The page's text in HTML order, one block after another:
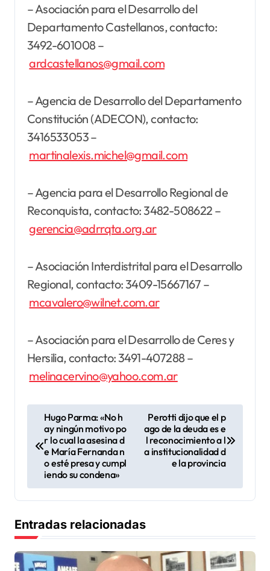
– Asociación para el Desarrollo del
Departamento Castellanos, contacto:
3492-601008 –
ardcastellanos@gmail.com
– Agencia de Desarrollo del Departamento
Constitución (ADECON), contacto:
3416533053 –
martinalexis.michel@gmail.com
– Agencia para el Desarrollo Regional de
Reconquista, contacto: 3482-508622 –
gerencia@adrrqta.org.ar
– Asociación Interdistrital para el Desarrollo
Regional, contacto: 3409-15667167 –
mcavalero@wilnet.com.ar
– Asociación para el Desarrollo de Ceres y
Hersilia, contacto: 3491-407288 –
melinacervino@yahoo.com.ar
g
c
i
Hugo Parma: «No h
ay ningún motivo po
r lo cual la asesina d
e María Fernanda n
o esté presa y cumpl
iendo su condena»
Perotti dijo que el p
ago de la deuda es e
l reconocimiento a l
a institucionalidad d
e la provincia
Entradas relacionadas